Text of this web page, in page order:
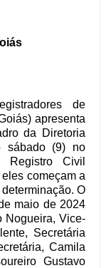
de
apresenta
da Diretoria
sábado (9) no
Civil
começam a
O
maio de 2024
Nogueira, Vice-
Secretária
Camila
Gustavo